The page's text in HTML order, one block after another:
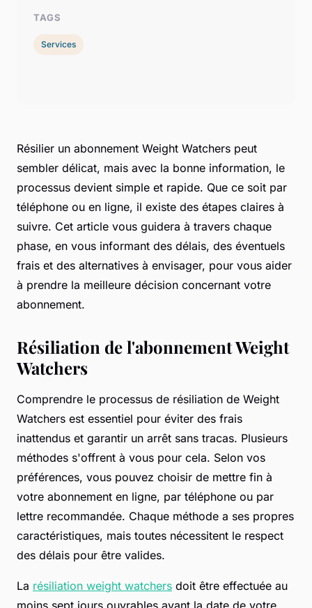
Résilier un abonnement Weight Watchers peut
sembler délicat, mais avec la bonne information, le
processus devient simple et rapide. Que ce soit par
téléphone ou en ligne, il existe des étapes claires à
suivre. Cet article vous guidera à travers chaque
phase, en vous informant des délais, des éventuels
frais et des alternatives à envisager, pour vous aider
à prendre la meilleure décision concernant votre
abonnement.
Résiliation de l'abonnement Weight
Watchers
Comprendre le processus de résiliation de Weight
Watchers est essentiel pour éviter des frais
inattendus et garantir un arrêt sans tracas. Plusieurs
méthodes s'offrent à vous pour cela. Selon vos
préférences, vous pouvez choisir de mettre fin à
votre abonnement en ligne, par téléphone ou par
lettre recommandée. Chaque méthode a ses propres
caractéristiques, mais toutes nécessitent le respect
des délais pour être valides.
La résiliation weight watchers doit être effectuée au
moins sept jours ouvrables avant la date de votre
TAGS
Services